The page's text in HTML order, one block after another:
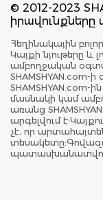
© 2012-2023
Հեղինակային
Կայքի նյութերը և
ամբողջական
SHAMSHYAN.com-
SHAMSHYAN.com-
մասնակի կամ
առանց
արգելվում
չէ, որ